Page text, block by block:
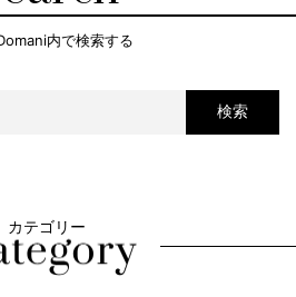
内で検索する
検索
カテゴリー